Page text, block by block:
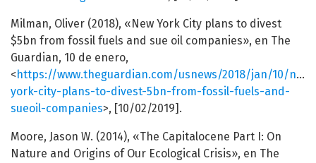
Milman, Oliver (2018), «New York City plans to divest
$5bn from fossil fuels and sue oil companies», en The
Guardian, 10 de enero,
<https://www.theguardian.com/usnews/2018/jan/10/new-
york-city-plans-to-divest-5bn-from-fossil-fuels-and-
sueoil-companies>, [10/02/2019].
Moore, Jason W. (2014), «The Capitalocene Part I: On
Nature and Origins of Our Ecological Crisis», en The